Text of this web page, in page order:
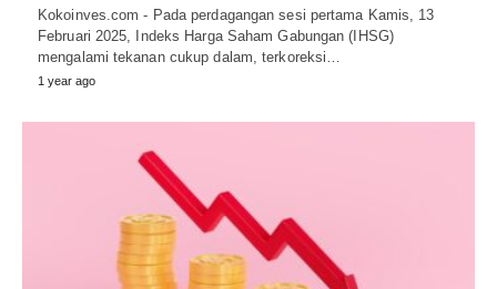
Kokoinves.com - Pada perdagangan sesi pertama Kamis, 13
Februari 2025, Indeks Harga Saham Gabungan (IHSG)
mengalami tekanan cukup dalam, terkoreksi…
1 year ago